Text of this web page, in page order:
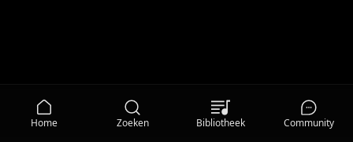
Home Zoeken Bibliotheek Community